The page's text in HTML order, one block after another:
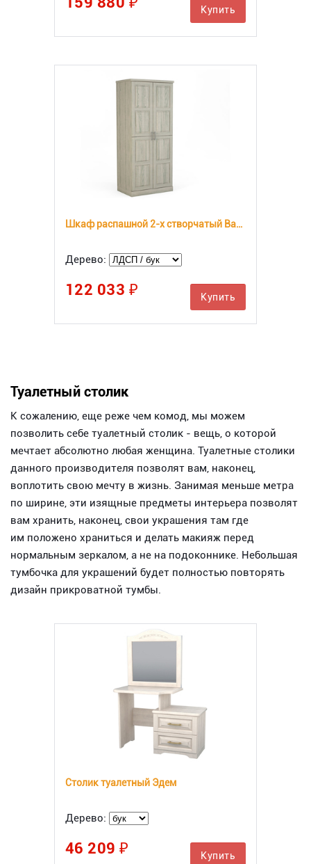
Купить
Шкаф распашной 2-х створчатый Варна Комби ЛДСП
Дерево:
122 033 ₽ Купить
Туалетный столик
К сожалению, еще реже чем комод, мы можем
позволить себе туалетный столик - вещь, о которой
мечтает абсолютно любая женщина. Туалетные столики
данного производителя позволят вам, наконец,
воплотить свою мечту в жизнь. Занимая меньше метра
по ширине, эти изящные предметы интерьера позволят
вам хранить, наконец, свои украшения там где
им положено храниться и делать макияж перед
нормальным зеркалом, а не на подоконнике. Небольшая
тумбочка для украшений будет полностью повторять
дизайн прикроватной тумбы.
Столик туалетный Эдем
Дерево:
46 209 ₽ Купить